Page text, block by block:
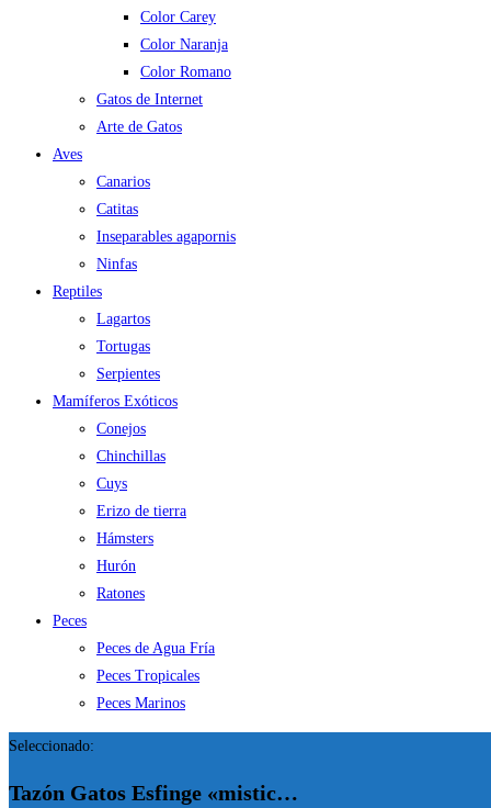
Color Carey
Color Naranja
Color Romano
Gatos de Internet
Arte de Gatos
Aves
Canarios
Catitas
Inseparables agapornis
Ninfas
Reptiles
Lagartos
Tortugas
Serpientes
Mamíferos Exóticos
Conejos
Chinchillas
Cuys
Erizo de tierra
Hámsters
Hurón
Ratones
Peces
Peces de Agua Fría
Peces Tropicales
Peces Marinos
Seleccionado:
Tazón Gatos Esfinge «mistic…